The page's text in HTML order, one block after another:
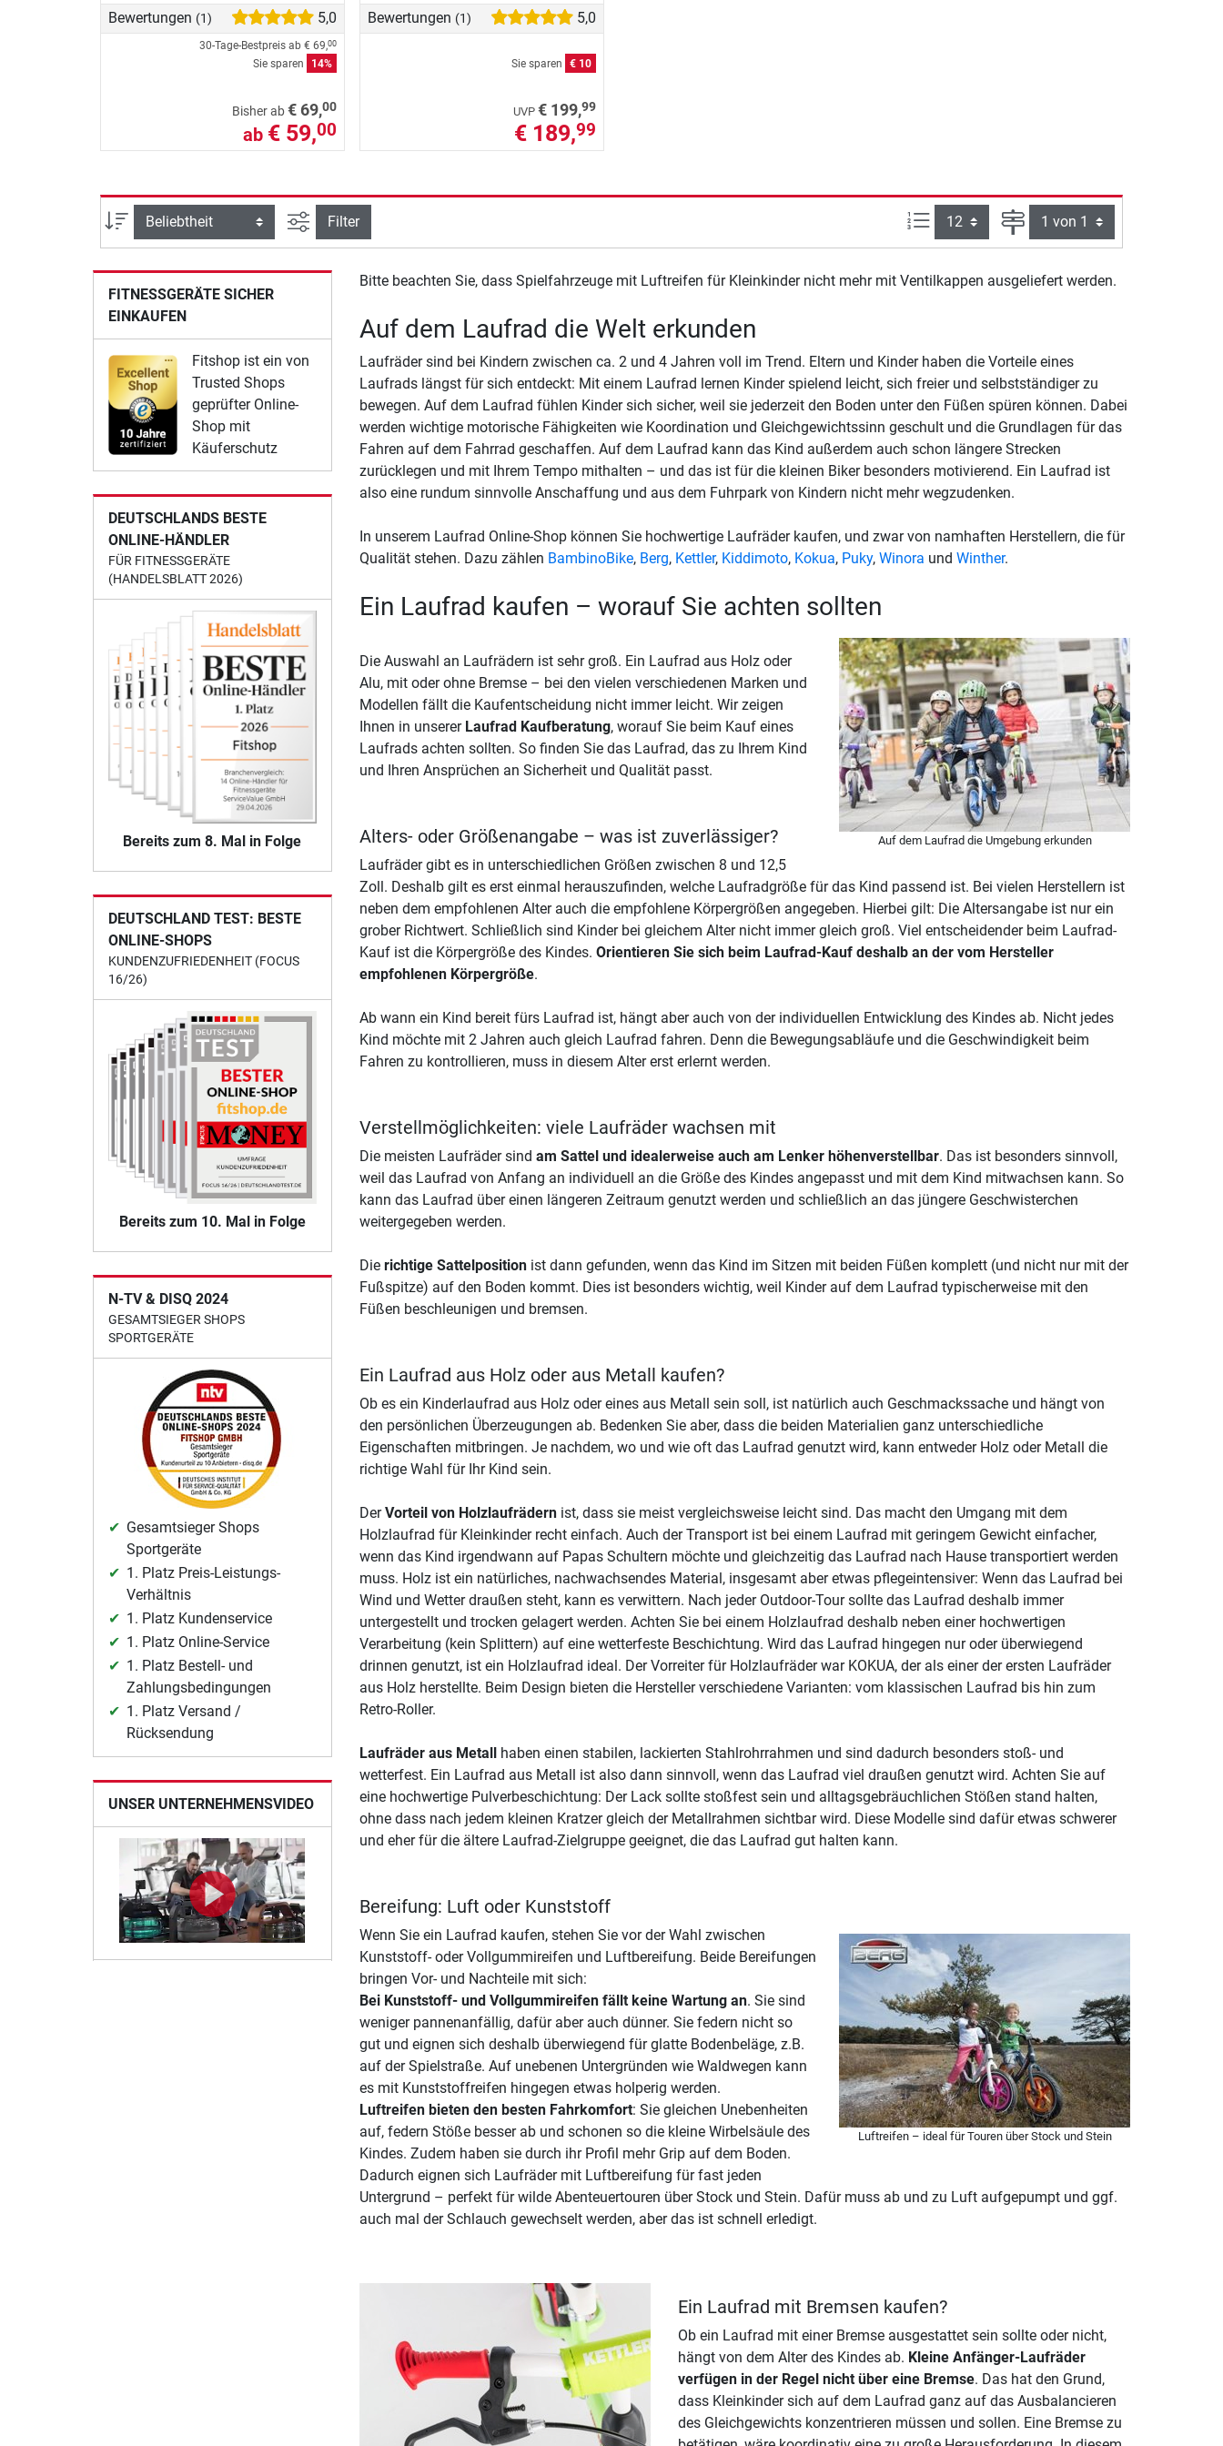
Bewertungen (1) 5,0
30-Tage-Bestpreis ab € 69,00
Sie sparen 14%
Bisher ab€ 69,00
ab € 59,00
Bewertungen (1) 5,0
Sie sparen € 10
UVP € 199,99
€ 189,99
Sortierung Ansicht filtern
Filter Artikel pro Seite: Seite
FITNESSGERÄTE SICHER
EINKAUFEN
Fitshop ist ein von
Trusted Shops
geprüfter Online-
Shop mit
Käuferschutz
DEUTSCHLANDS BESTE
ONLINE-HÄNDLER
FÜR FITNESSGERÄTE
(HANDELSBLATT 2026)
Bereits zum 8. Mal in Folge
DEUTSCHLAND TEST: BESTE
ONLINE-SHOPS
KUNDENZUFRIEDENHEIT (FOCUS
16/26)
Bereits zum 10. Mal in Folge
N-TV & DISQ 2024
GESAMTSIEGER SHOPS
SPORTGERÄTE
Gesamtsieger Shops
Sportgeräte
1. Platz Preis-Leistungs-
Verhältnis
1. Platz Kundenservice
1. Platz Online-Service
1. Platz Bestell- und
Zahlungsbedingungen
1. Platz Versand /
Rücksendung
UNSER UNTERNEHMENSVIDEO
Bitte beachten Sie, dass Spielfahrzeuge mit Luftreifen für Kleinkinder nicht mehr mit Ventilkappen ausgeliefert werden.
Auf dem Laufrad die Welt erkunden
Laufräder sind bei Kindern zwischen ca. 2 und 4 Jahren voll im Trend. Eltern und Kinder haben die Vorteile eines
Laufrads längst für sich entdeckt: Mit einem Laufrad lernen Kinder spielend leicht, sich freier und selbstständiger zu
bewegen. Auf dem Laufrad fühlen Kinder sich sicher, weil sie jederzeit den Boden unter den Füßen spüren können. Dabei
werden wichtige motorische Fähigkeiten wie Koordination und Gleichgewichtssinn geschult und die Grundlagen für das
Fahren auf dem Fahrrad geschaffen. Auf dem Laufrad kann das Kind außerdem auch schon längere Strecken
zurücklegen und mit Ihrem Tempo mithalten – und das ist für die kleinen Biker besonders motivierend. Ein Laufrad ist
also eine rundum sinnvolle Anschaffung und aus dem Fuhrpark von Kindern nicht mehr wegzudenken.
In unserem Laufrad Online-Shop können Sie hochwertige Laufräder kaufen, und zwar von namhaften Herstellern, die für
Qualität stehen. Dazu zählen BambinoBike, Berg, Kettler, Kiddimoto, Kokua, Puky, Winora und Winther.
Ein Laufrad kaufen – worauf Sie achten sollten
Auf dem Laufrad die Umgebung erkunden
Die Auswahl an Laufrädern ist sehr groß. Ein Laufrad aus Holz oder
Alu, mit oder ohne Bremse – bei den vielen verschiedenen Marken und
Modellen fällt die Kaufentscheidung nicht immer leicht. Wir zeigen
Ihnen in unserer Laufrad Kaufberatung, worauf Sie beim Kauf eines
Laufrads achten sollten. So finden Sie das Laufrad, das zu Ihrem Kind
und Ihren Ansprüchen an Sicherheit und Qualität passt.
Alters- oder Größenangabe – was ist zuverlässiger?
Laufräder gibt es in unterschiedlichen Größen zwischen 8 und 12,5
Zoll. Deshalb gilt es erst einmal herauszufinden, welche Laufradgröße für das Kind passend ist. Bei vielen Herstellern ist
neben dem empfohlenen Alter auch die empfohlene Körpergrößen angegeben. Hierbei gilt: Die Altersangabe ist nur ein
grober Richtwert. Schließlich sind Kinder bei gleichem Alter nicht immer gleich groß. Viel entscheidender beim Laufrad-
Kauf ist die Körpergröße des Kindes. Orientieren Sie sich beim Laufrad-Kauf deshalb an der vom Hersteller
empfohlenen Körpergröße.
Ab wann ein Kind bereit fürs Laufrad ist, hängt aber auch von der individuellen Entwicklung des Kindes ab. Nicht jedes
Kind möchte mit 2 Jahren auch gleich Laufrad fahren. Denn die Bewegungsabläufe und die Geschwindigkeit beim
Fahren zu kontrollieren, muss in diesem Alter erst erlernt werden.
Verstellmöglichkeiten: viele Laufräder wachsen mit
Die meisten Laufräder sind am Sattel und idealerweise auch am Lenker höhenverstellbar. Das ist besonders sinnvoll,
weil das Laufrad von Anfang an individuell an die Größe des Kindes angepasst und mit dem Kind mitwachsen kann. So
kann das Laufrad über einen längeren Zeitraum genutzt werden und schließlich an das jüngere Geschwisterchen
weitergegeben werden.
Die richtige Sattelpositionist dann gefunden, wenn das Kind im Sitzen mit beiden Füßen komplett (und nicht nur mit der
Fußspitze) auf den Boden kommt. Dies ist besonders wichtig, weil Kinder auf dem Laufrad typischerweise mit den
Füßen beschleunigen und bremsen.
Ein Laufrad aus Holz oder aus Metall kaufen?
Ob es ein Kinderlaufrad aus Holz oder eines aus Metall sein soll, ist natürlich auch Geschmackssache und hängt von
den persönlichen Überzeugungen ab. Bedenken Sie aber, dass die beiden Materialien ganz unterschiedliche
Eigenschaften mitbringen. Je nachdem, wo und wie oft das Laufrad genutzt wird, kann entweder Holz oder Metall die
richtige Wahl für Ihr Kind sein.
DerVorteil von Holzlaufrädernist, dass sie meist vergleichsweise leicht sind. Das macht den Umgang mit dem
Holzlaufrad für Kleinkinder recht einfach. Auch der Transport ist bei einem Laufrad mit geringem Gewicht einfacher,
wenn das Kind irgendwann auf Papas Schultern möchte und gleichzeitig das Laufrad nach Hause transportiert werden
muss. Holz ist ein natürliches, nachwachsendes Material, insgesamt aber etwas pflegeintensiver: Wenn das Laufrad bei
Wind und Wetter draußen steht, kann es verwittern. Nach jeder Outdoor-Tour sollte das Laufrad deshalb immer
untergestellt und trocken gelagert werden. Achten Sie bei einem Holzlaufrad deshalb neben einer hochwertigen
Verarbeitung (kein Splittern) auf eine wetterfeste Beschichtung. Wird das Laufrad hingegen nur oder überwiegend
drinnen genutzt, ist ein Holzlaufrad ideal. Der Vorreiter für Holzlaufräder war KOKUA, der als einer der ersten Laufräder
aus Holz herstellte. Beim Design bieten die Hersteller verschiedene Varianten: vom klassischen Laufrad bis hin zum
Retro-Roller.
Laufräder aus Metallhaben einen stabilen, lackierten Stahlrohrrahmen und sind dadurch besonders stoß- und
wetterfest. Ein Laufrad aus Metall ist also dann sinnvoll, wenn das Laufrad viel draußen genutzt wird. Achten Sie auf
eine hochwertige Pulverbeschichtung: Der Lack sollte stoßfest sein und alltagsgebräuchlichen Stößen stand halten,
ohne dass nach jedem kleinen Kratzer gleich der Metallrahmen sichtbar wird. Diese Modelle sind dafür etwas schwerer
und eher für die ältere Laufrad-Zielgruppe geeignet, die das Laufrad gut halten kann.
Bereifung: Luft oder Kunststoff
Luftreifen – ideal für Touren über Stock und Stein
Wenn Sie ein Laufrad kaufen, stehen Sie vor der Wahl zwischen
Kunststoff- oder Vollgummireifen und Luftbereifung. Beide Bereifungen
bringen Vor- und Nachteile mit sich:
Bei Kunststoff- und Vollgummireifen fällt keine Wartung an. Sie sind
weniger pannenanfällig, dafür aber auch dünner. Sie federn nicht so
gut und eignen sich deshalb überwiegend für glatte Bodenbeläge, z.B.
auf der Spielstraße. Auf unebenen Untergründen wie Waldwegen kann
es mit Kunststoffreifen hingegen etwas holperig werden.
Luftreifen bieten den besten Fahrkomfort: Sie gleichen Unebenheiten
auf, federn Stöße besser ab und schonen so die kleine Wirbelsäule des
Kindes. Zudem haben sie durch ihr Profil mehr Grip auf dem Boden.
Dadurch eignen sich Laufräder mit Luftbereifung für fast jeden
Untergrund – perfekt für wilde Abenteuertouren über Stock und Stein. Dafür muss ab und zu Luft aufgepumpt und ggf.
auch mal der Schlauch gewechselt werden, aber das ist schnell erledigt.
Ein Laufrad mit Bremsen kaufen?
Ob ein Laufrad mit einer Bremse ausgestattet sein sollte oder nicht,
hängt von dem Alter des Kindes ab. Kleine Anfänger-Laufräder
verfügen in der Regel nicht über eine Bremse. Das hat den Grund,
dass Kleinkinder sich auf dem Laufrad ganz auf das Ausbalancieren
des Gleichgewichts konzentrieren müssen und sollen. Eine Bremse zu